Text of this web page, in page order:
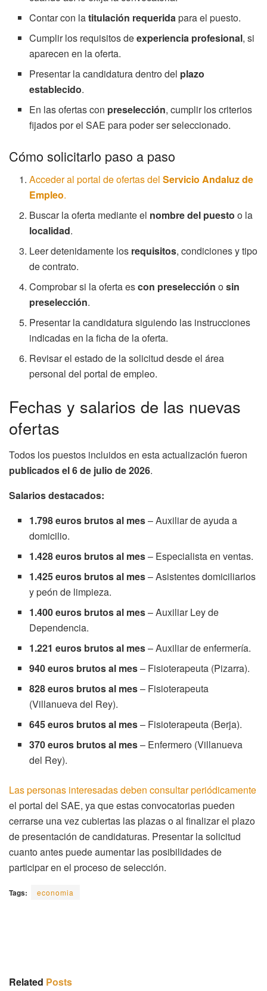
Contar con latitulación requeridapara el puesto.
Cumplir los requisitos deexperiencia profesional, si
aparecen en la oferta.
Presentar la candidatura dentro del plazo
establecido.
En las ofertas con preselección, cumplir los criterios
fijados por el SAE para poder ser seleccionado.
Cómo solicitarlo paso a paso
Acceder al portal de ofertas delServicio Andaluz de
Empleo.
Buscar la oferta mediante el nombre del puesto o la
localidad.
Leer detenidamente los requisitos, condiciones y tipo
de contrato.
Comprobar si la oferta escon preselección osin
preselección.
Presentar la candidatura siguiendo las instrucciones
indicadas en la ficha de la oferta.
Revisar el estado de la solicitud desde el área
personal del portal de empleo.
Fechas y salarios de las nuevas
ofertas
Todos los puestos incluidos en esta actualización fueron
publicados el 6 de julio de 2026.
Salarios destacados:
1.798 euros brutos al mes– Auxiliar de ayuda a
domicilio.
1.428 euros brutos al mes– Especialista en ventas.
1.425 euros brutos al mes– Asistentes domiciliarios
y peón de limpieza.
1.400 euros brutos al mes– Auxiliar Ley de
Dependencia.
1.221 euros brutos al mes– Auxiliar de enfermería.
940 euros brutos al mes– Fisioterapeuta (Pizarra).
828 euros brutos al mes– Fisioterapeuta
(Villanueva del Rey).
645 euros brutos al mes– Fisioterapeuta (Berja).
370 euros brutos al mes– Enfermero (Villanueva
del Rey).
Las personas interesadas deben consultar periódicamente
el portal del SAE, ya que estas convocatorias pueden
cerrarse una vez cubiertas las plazas o al finalizar el plazo
de presentación de candidaturas. Presentar la solicitud
cuanto antes puede aumentar las posibilidades de
participar en el proceso de selección.
Tags: economia
Related Posts